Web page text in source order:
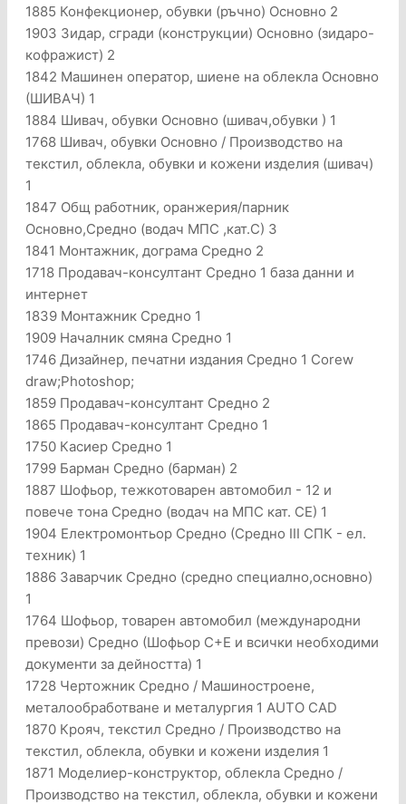
1885 Конфекционер, обувки (ръчно) Основно 2
1903 Зидар, сгради (конструкции) Основно (зидаро-
кофражист) 2
1842 Машинен оператор, шиене на облекла Основно
(ШИВАЧ) 1
1884 Шивач, обувки Основно (шивач,обувки ) 1
1768 Шивач, обувки Основно / Производство на
текстил, облекла, обувки и кожени изделия (шивач)
1
1847 Общ работник, оранжерия/парник
Основно,Средно (водач МПС ,кат.С) 3
1841 Монтажник, дограма Средно 2
1718 Продавач-консултант Средно 1 база данни и
интернет
1839 Монтажник Средно 1
1909 Началник смяна Средно 1
1746 Дизайнер, печатни издания Средно 1 Corew
draw;Photoshop;
1859 Продавач-консултант Средно 2
1865 Продавач-консултант Средно 1
1750 Касиер Средно 1
1799 Барман Средно (барман) 2
1887 Шофьор, тежкотоварен автомобил - 12 и
повече тона Средно (водач на МПС кат. СЕ) 1
1904 Електромонтьор Средно (Средно III СПК - ел.
техник) 1
1886 Заварчик Средно (средно специално,основно)
1
1764 Шофьор, товарен автомобил (международни
превози) Средно (Шофьор C+E и всички необходими
документи за дейността) 1
1728 Чертожник Средно / Машиностроене,
металообработване и металургия 1 AUTO CAD
1870 Крояч, текстил Средно / Производство на
текстил, облекла, обувки и кожени изделия 1
1871 Моделиер-конструктор, облекла Средно /
Производство на текстил, облекла, обувки и кожени